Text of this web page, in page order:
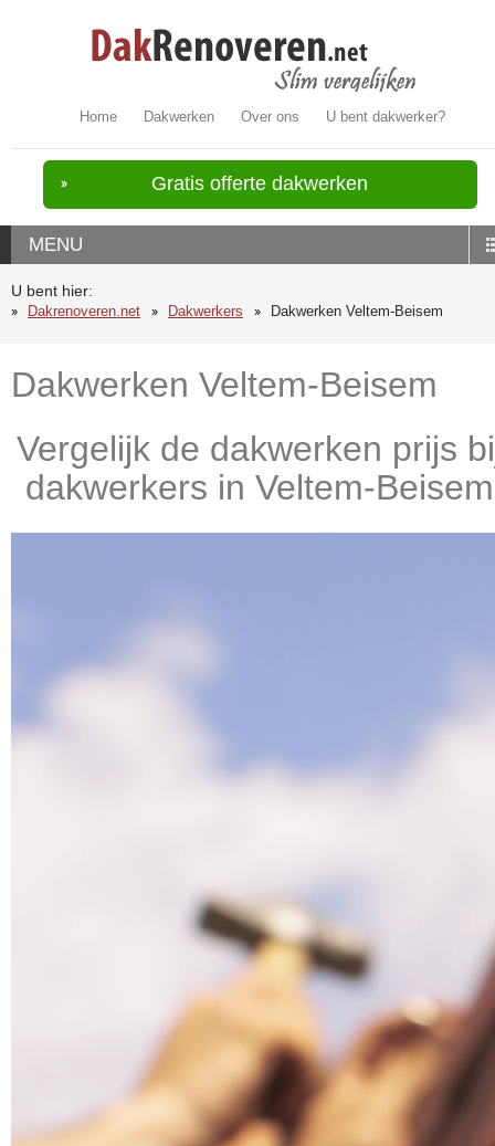
Home Dakwerken Over ons U bent dakwerker?
Gratis offerte dakwerken
MENU
U bent hier:
Dakrenoveren.net
Dakwerkers Dakwerken Veltem-Beisem
Dakwerken Veltem-Beisem
Vergelijk de dakwerken prijs
dakwerkers in Veltem-Beisem